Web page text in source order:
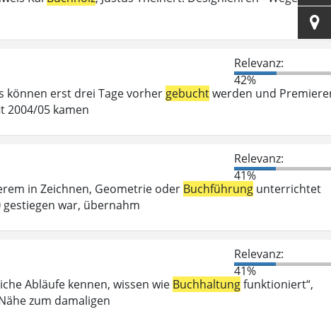
Relevanz:
42%
können erst drei Tage vorher gebuchtwerden und
2004/05 kamen
Relevanz:
41%
in Zeichnen, Geometrie oder Buchführung unterrichtet
war, übernahm
Relevanz:
41%
Abläufe kennen, wissen wie Buchhaltungfunktioniert“,
zum damaligen
